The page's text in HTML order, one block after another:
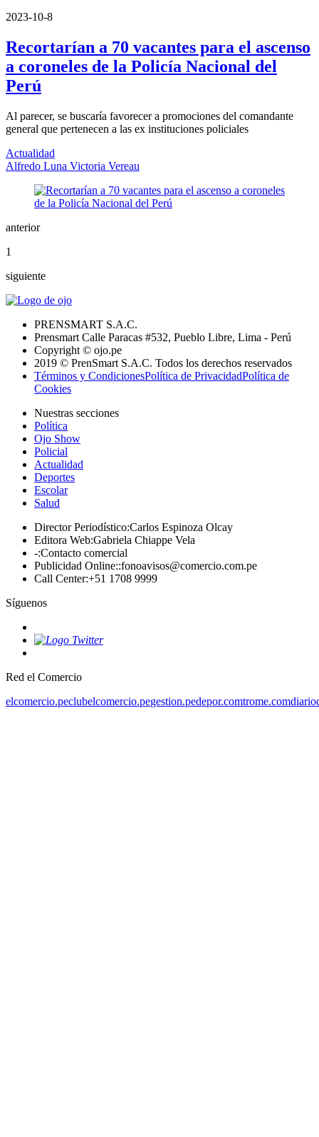
2023-10-8
Recortarían a 70 vacantes para el ascenso
a coroneles de la Policía Nacional del
Perú
Al parecer, se buscaría favorecer a promociones del comandante
general que pertenecen a las ex instituciones policiales
Actualidad
Alfredo Luna Victoria Vereau
anterior
1
siguiente
PRENSMART S.A.C.
Prensmart Calle Paracas #532, Pueblo Libre, Lima - Perú
Copyright © ojo.pe
2019 © PrenSmart S.A.C. Todos los derechos reservados
Términos y CondicionesPolítica de PrivacidadPolítica de
Cookies
Nuestras secciones
Política
Ojo Show
Policial
Actualidad
Deportes
Escolar
Salud
Director Periodístico:Carlos Espinoza Olcay
Editora Web:Gabriela Chiappe Vela
-:Contacto comercial
Publicidad Online::fonoavisos@comercio.com.pe
Call Center:+51 1708 9999
Síguenos
Red el Comercio
elcomercio.peclubelcomercio.pegestion.pedepor.comtrome.com